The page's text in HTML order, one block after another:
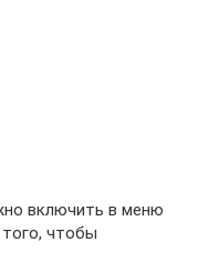
включить в меню
чтобы